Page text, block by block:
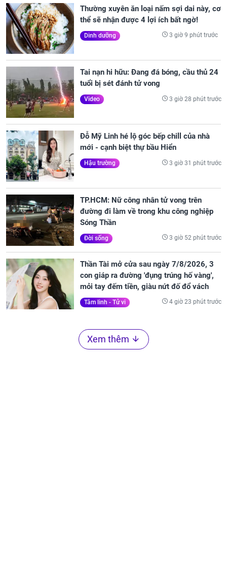
Thường xuyên ăn loại nấm sợi dai này, cơ
thể sẽ nhận được 4 lợi ích bất ngờ!
Dinh dưỡng 3 giờ 9 phút trước
Tai nạn hi hữu: Đang đá bóng, cầu thủ 24
tuổi bị sét đánh tử vong
Video 3 giờ 28 phút trước
Đỗ Mỹ Linh hé lộ góc bếp chill của nhà
mới - cạnh biệt thự bầu Hiển
Hậu trường 3 giờ 31 phút trước
TP.HCM: Nữ công nhân tử vong trên
đường đi làm về trong khu công nghiệp
Sóng Thần
Đời sống 3 giờ 52 phút trước
Thần Tài mở cửa sau ngày 7/8/2026, 3
con giáp ra đường 'đụng trúng hố vàng',
mỏi tay đếm tiền, giàu nứt đố đổ vách
Tâm linh - Tử vi 4 giờ 23 phút trước
Xem thêm